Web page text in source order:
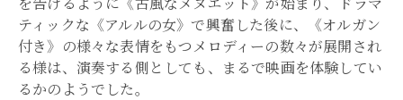
ティックな《アルルの女》で興奮した後に、《オルガン
付き》の様々な表情をもつメロディーの数々が展開され
る様は、演奏する側としても、まるで映画を体験してい
るかのようでした。